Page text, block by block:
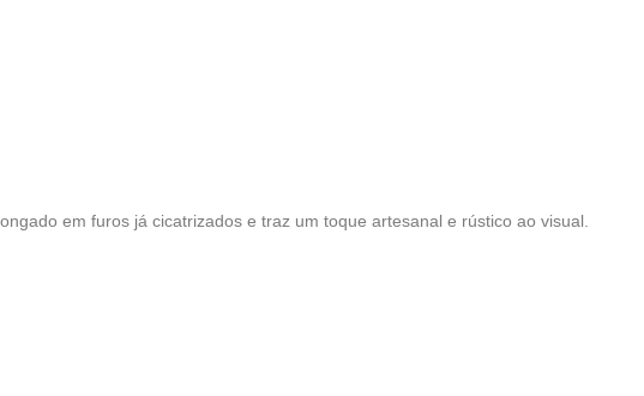
em furos já cicatrizados e traz um toque artesanal e rústico ao visual.